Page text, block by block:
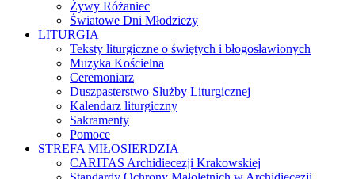
Żywy Różaniec
Światowe Dni Młodzieży
LITURGIA
Teksty liturgiczne o świętych i błogosławionych
Muzyka Kościelna
Ceremoniarz
Duszpasterstwo Służby Liturgicznej
Kalendarz liturgiczny
Sakramenty
Pomoce
STREFA MIŁOSIERDZIA
CARITAS Archidiecezji Krakowskiej